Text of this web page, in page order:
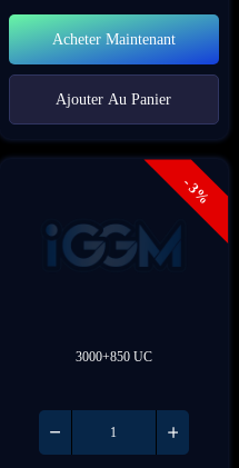
Acheter Maintenant
Ajouter Au Panier
- 3%
3000+850 UC